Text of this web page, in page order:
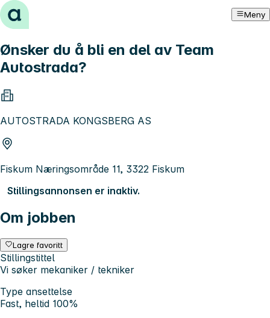
Hopp til innhold Meny
Ønsker du å bli en del av Team
Autostrada?
AUTOSTRADA KONGSBERG AS
Fiskum Næringsområde 11, 3322 Fiskum
Stillingsannonsen er inaktiv.
Om jobben
Lagre favoritt
Stillingstittel
Vi søker mekaniker / tekniker
Type ansettelse
Fast, heltid 100%